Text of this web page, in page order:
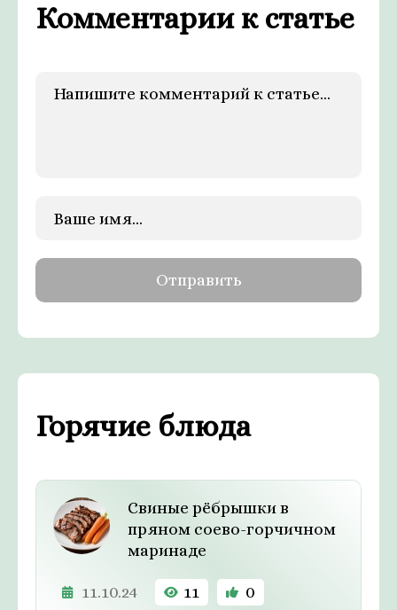
Комментарии к статье
Горячие блюда
Свиные рёбрышки в
пряном соево-горчичном
маринаде
11.10.24 11 0